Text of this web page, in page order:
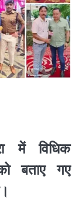
में विधिक
बताए गए